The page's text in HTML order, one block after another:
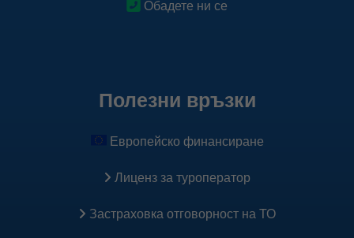
Обадете ни се
Полезни връзки
Европейско финансиране
Лиценз за туроператор
Застраховка oтговорност на ТО